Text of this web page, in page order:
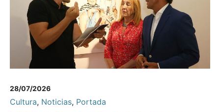
28/07/2026
Cultura, Noticias, Portada